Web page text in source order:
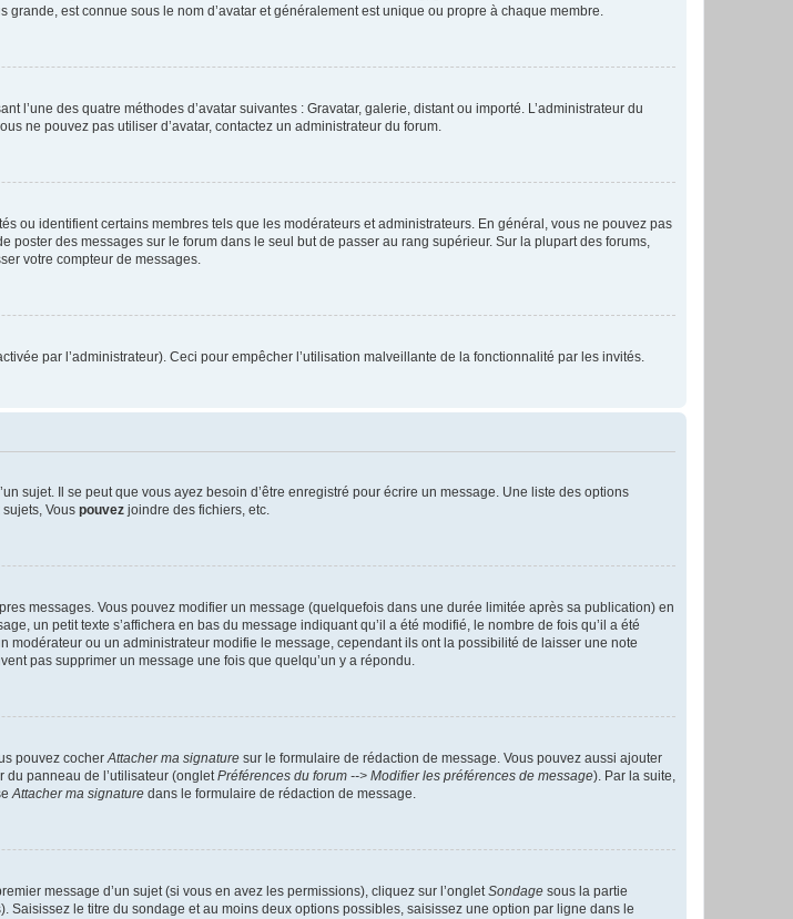
est connue sous le nom d’avatar et généralement est unique ou propre à chaque membre.
l’une des quatre méthodes d’avatar suivantes : Gravatar, galerie, distant ou importé. L’administrateur du
ne pouvez pas utiliser d’avatar, contactez un administrateur du forum.
ou identifient certains membres tels que les modérateurs et administrateurs. En général, vous ne pouvez pas
poster des messages sur le forum dans le seul but de passer au rang supérieur. Sur la plupart des forums,
votre compteur de messages.
par l’administrateur). Ceci pour empêcher l’utilisation malveillante de la fonctionnalité par les invités.
sujet. Il se peut que vous ayez besoin d’être enregistré pour écrire un message. Une liste des options
Vous pouvez joindre des fichiers, etc.
messages. Vous pouvez modifier un message (quelquefois dans une durée limitée après sa publication) en
un petit texte s’affichera en bas du message indiquant qu’il a été modifié, le nombre de fois qu’il a été
ou un administrateur modifie le message, cependant ils ont la possibilité de laisser une note
pas supprimer un message une fois que quelqu’un y a répondu.
pouvez cocherAttacher ma signature sur le formulaire de rédaction de message. Vous pouvez aussi ajouter
du panneau de l’utilisateur (ongletPréférences du forum --> Modifier les préférences de message). Par la suite,
Attacher ma signature dans le formulaire de rédaction de message.
message d’un sujet (si vous en avez les permissions), cliquez sur l’ongletSondage sous la partie
le titre du sondage et au moins deux options possibles, saisissez une option par ligne dans le